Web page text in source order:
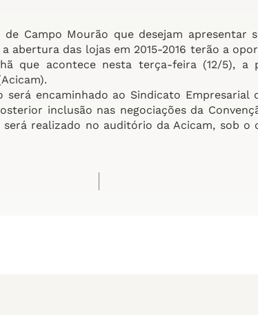
Campo Mourão que desejam apresentar
abertura das lojas em 2015-2016 terão a
que acontece nesta terça-feira (12/5), a
encaminhado ao Sindicato Empresarial
inclusão nas negociações da
será realizado no auditório da Acicam, sob